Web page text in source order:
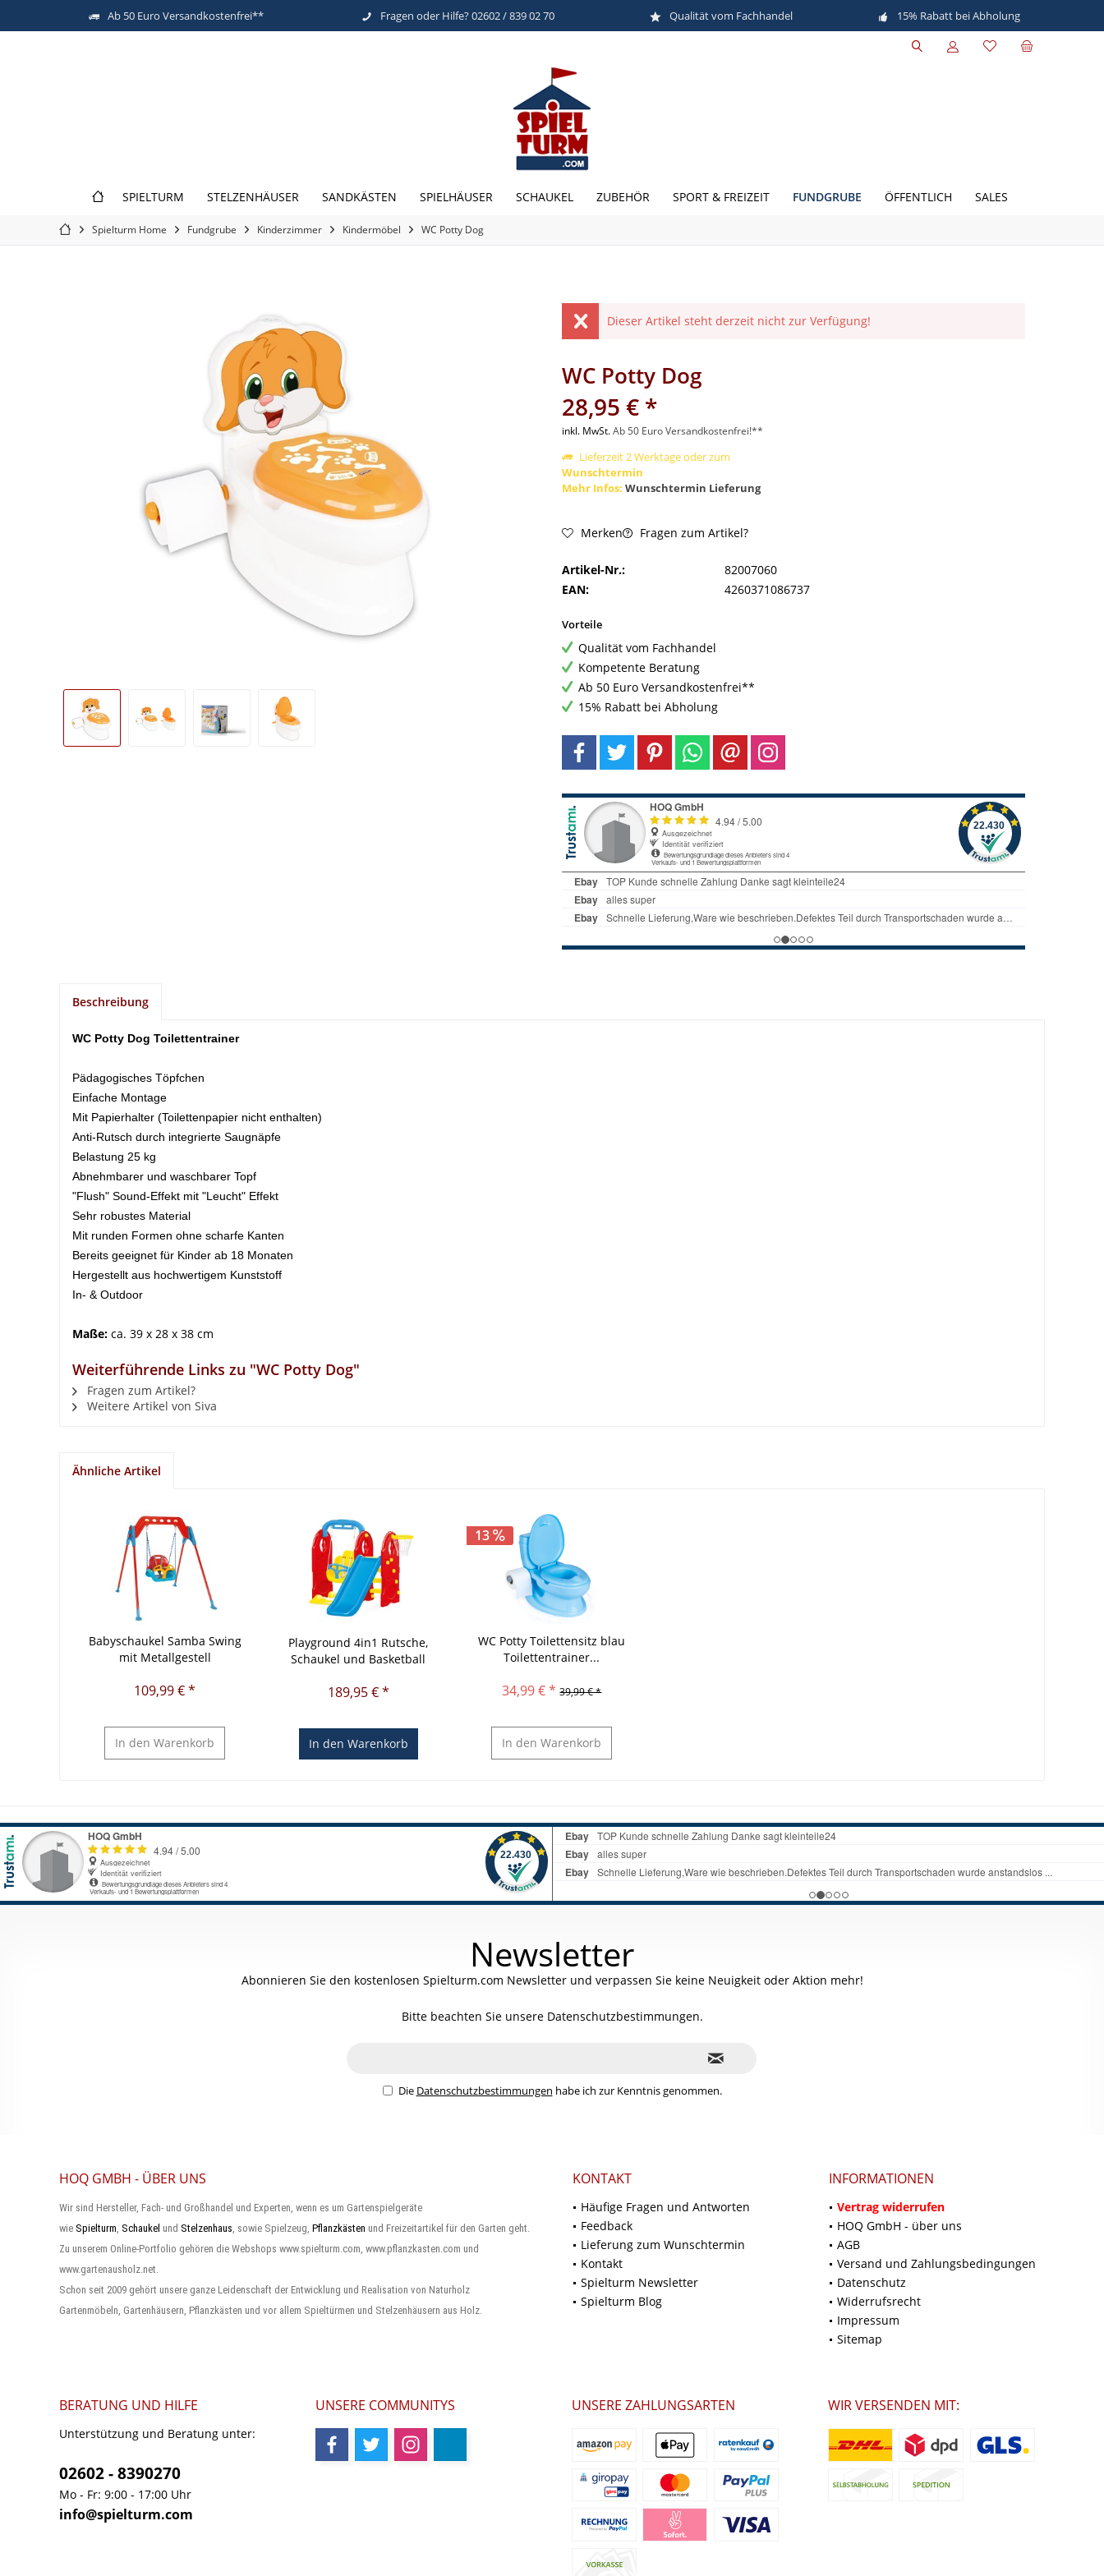
Ab 50 Euro Versandkostenfrei** Fragen oder Hilfe? 02602 / 839 02 70 Qualität vom Fachhandel 15% Rabatt bei Abholung
SPIELTURM STELZENHÄUSER SANDKÄSTEN SPIELHÄUSER SCHAUKEL ZUBEHÖR SPORT & FREIZEIT FUNDGRUBE ÖFFENTLICH SALES
Spielturm Home Fundgrube Kinderzimmer Kindermöbel WC Potty Dog
Dieser Artikel steht derzeit nicht zur Verfügung!
WC Potty Dog
28,95 € *
inkl. MwSt.Ab 50 Euro Versandkostenfrei!**
Lieferzeit 2 Werktage oder zum
Wunschtermin
Mehr Infos: Wunschtermin Lieferung
Merken Fragen zum Artikel?
Artikel-Nr.:
82007060
EAN:
4260371086737
Vorteile
Qualität vom Fachhandel
Kompetente Beratung
Ab 50 Euro Versandkostenfrei**
15% Rabatt bei Abholung
Beschreibung
WC Potty Dog Toilettentrainer
Pädagogisches Töpfchen
Einfache Montage
Mit Papierhalter (Toilettenpapier nicht enthalten)
Anti-Rutsch durch integrierte Saugnäpfe
Belastung 25 kg
Abnehmbarer und waschbarer Topf
"Flush" Sound-Effekt mit "Leucht" Effekt
Sehr robustes Material
Mit runden Formen ohne scharfe Kanten
Bereits geeignet für Kinder ab 18 Monaten
Hergestellt aus hochwertigem Kunststoff
In- & Outdoor
Maße: ca. 39 x 28 x 38 cm
Weiterführende Links zu "WC Potty Dog"
Fragen zum Artikel?
Weitere Artikel von Siva
Ähnliche Artikel
Babyschaukel Samba Swing
mit Metallgestell
109,99 € *
In den Warenkorb
Playground 4in1 Rutsche,
Schaukel und Basketball
189,95 € *
In den Warenkorb
13
WC Potty Toilettensitz blau
Toilettentrainer...
34,99 € * 39,99 € *
In den Warenkorb
Newsletter
Abonnieren Sie den kostenlosen Spielturm.com Newsletter und verpassen Sie keine Neuigkeit oder Aktion mehr!
Bitte beachten Sie unsere Datenschutzbestimmungen.
Die Datenschutzbestimmungen habe ich zur Kenntnis genommen.
HOQ GMBH - ÜBER UNS
Wir sind Hersteller, Fach- und Großhandel und Experten, wenn es um Gartenspielgeräte
wie Spielturm Schaukel und Stelzenhaus , sowie Spielzeug, Pflanzkästen und Freizeitartikel für den Garten geht.
Zu unserem Online-Portfolio gehören die Webshops www.spielturm.com, www.pflanzkasten.com und
www.gartenausholz.net.
Schon seit 2009 gehört unsere ganze Leidenschaft der Entwicklung und Realisation von Naturholz
Gartenmöbeln, Gartenhäusern, Pflanzkästen und vor allem Spieltürmen und Stelzenhäusern aus Holz.
KONTAKT
Häufige Fragen und Antworten
Feedback
Lieferung zum Wunschtermin
Kontakt
Spielturm Newsletter
Spielturm Blog
INFORMATIONEN
Vertrag widerrufen
HOQ GmbH - über uns
AGB
Versand und Zahlungsbedingungen
Datenschutz
Widerrufsrecht
Impressum
Sitemap
BERATUNG UND HILFE
Unterstützung und Beratung unter:
02602 - 8390270
Mo - Fr: 9:00 - 17:00 Uhr
info@spielturm.com
UNSERE COMMUNITYS UNSERE ZAHLUNGSARTEN WIR VERSENDEN MIT: